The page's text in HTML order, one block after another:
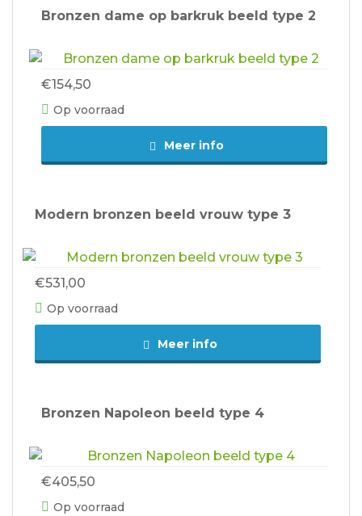
Bronzen dame op barkruk beeld type 2
€154,50
Op voorraad
Meer info
Modern bronzen beeld vrouw type 3
€531,00
Op voorraad
Meer info
Bronzen Napoleon beeld type 4
€405,50
Op voorraad